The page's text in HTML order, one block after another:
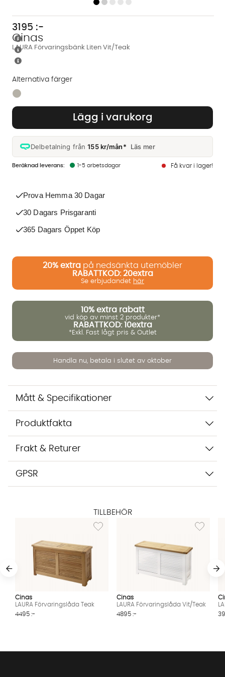
LAURA Förvaringsbänk Liten Vit/Teak
Cinas
3195 :-
Lägg i varukorg
Delbetalning från155 kr/mån* Läs mer
1-5 arbetsdagar Få kvar i lager!
Alternativa färger
Finns även i dessa färger:
Prova Hemma 30 Dagar
30 Dagars Prisgaranti
365 Dagars Öppet Köp
20% extra på nedsänkta utemöbler
RABATTKOD: 20extra
Se erbjudandet här
10% extra rabatt
vid köp av minst 2 produkter*
RABATTKOD: 10extra
*Exkl. Fast lågt pris & Outlet
Handla nu, betala i slutet av oktober
Mått & Specifikationer
Produktfakta
Frakt & Returer
GPSR
TILLBEHÖR
Lägg till i önskelista: LAURA Förvaringslåda
Cinas
LAURA Förvaringslåda Teak
4495 :-
Lägg till i
Cinas
LAURA Förvaringslåda Vit/Teak
4895 :-
sparas i upp till 24 timmar för att kunna hjälpa dig. Vi delar
inte dina uppgifter med tredje part. Läs mer i vår
Starta chatten